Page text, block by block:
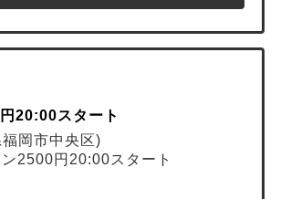
20:00スタート
岡市中央区)
2500円20:00スタート